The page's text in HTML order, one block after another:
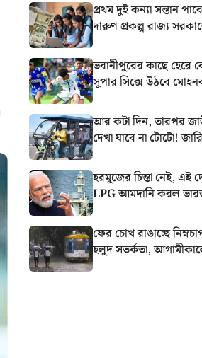
প্রথম দুই কন্যা সন্তান
দারুণ প্রকল্প রাজ্য
ভবানীপুরের কাছে হেরে
সুপার সিক্সে উঠবে
আর কটা দিন, তারপর
দেখা যাবে না টোটো! জারি
হরমুজের চিন্তা নেই, এই
LPG আমদানি করল
ফের চোখ রাঙাচ্ছে
হলুদ সতর্কতা,